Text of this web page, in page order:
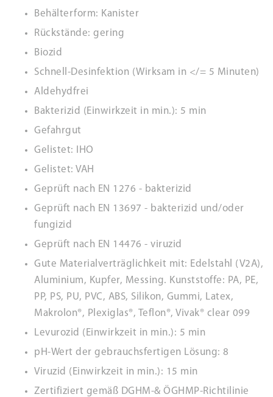
Behälterform: Kanister
Rückstände: gering
Biozid
Schnell-Desinfektion (Wirksam in </= 5 Minuten)
Aldehydfrei
Bakterizid (Einwirkzeit in min.): 5 min
Gefahrgut
Gelistet: IHO
Gelistet: VAH
Geprüft nach EN 1276 - bakterizid
Geprüft nach EN 13697 - bakterizid und/oder
fungizid
Geprüft nach EN 14476 - viruzid
Gute Materialverträglichkeit mit: Edelstahl (V2A),
Aluminium, Kupfer, Messing. Kunststoffe: PA, PE,
PP, PS, PU, PVC, ABS, Silikon, Gummi, Latex,
Makrolon®, Plexiglas®, Teflon®, Vivak® clear 099
Levurozid (Einwirkzeit in min.): 5 min
pH-Wert der gebrauchsfertigen Lösung: 8
Viruzid (Einwirkzeit in min.): 15 min
Zertifiziert gemäß DGHM-& ÖGHMP-Richtilinie